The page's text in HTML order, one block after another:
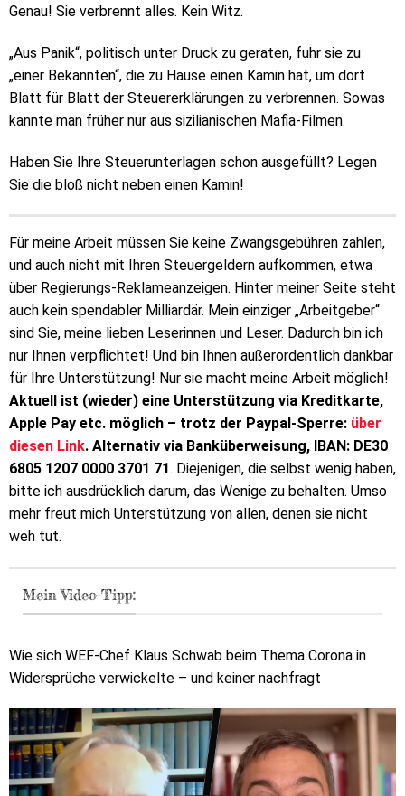
Genau! Sie verbrennt alles. Kein Witz.
„Aus Panik“, politisch unter Druck zu geraten, fuhr sie zu
„einer Bekannten“, die zu Hause einen Kamin hat, um dort
Blatt für Blatt der Steuererklärungen zu verbrennen. Sowas
kannte man früher nur aus sizilianischen Mafia-Filmen.
Haben Sie Ihre Steuerunterlagen schon ausgefüllt? Legen
Sie die bloß nicht neben einen Kamin!
Für meine Arbeit müssen Sie keine Zwangsgebühren zahlen,
und auch nicht mit Ihren Steuergeldern aufkommen, etwa
über Regierungs-Reklameanzeigen. Hinter meiner Seite steht
auch kein spendabler Milliardär. Mein einziger „Arbeitgeber“
sind Sie, meine lieben Leserinnen und Leser. Dadurch bin ich
nur Ihnen verpflichtet! Und bin Ihnen außerordentlich dankbar
für Ihre Unterstützung! Nur sie macht meine Arbeit möglich!
Aktuell ist (wieder) eine Unterstützung via Kreditkarte,
Apple Pay etc. möglich – trotz der Paypal-Sperre: über
diesen Link. Alternativ via Banküberweisung, IBAN: DE30
6805 1207 0000 3701 71. Diejenigen, die selbst wenig haben,
bitte ich ausdrücklich darum, das Wenige zu behalten. Umso
mehr freut mich Unterstützung von allen, denen sie nicht
weh tut.
Mein Video-Tipp:
Wie sich WEF-Chef Klaus Schwab beim Thema Corona in
Widersprüche verwickelte – und keiner nachfragt